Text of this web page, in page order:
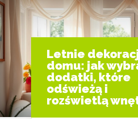
Letnie
domu: jak
dodatki, które
odświeżą i
rozświetlą